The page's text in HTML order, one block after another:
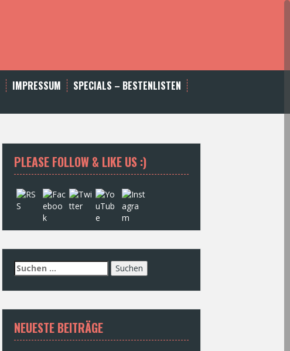
IMPRESSUM
SPECIALS – BESTENLISTEN
PLEASE FOLLOW & LIKE US :)
S
u
c
e
n
n
NEUESTE BEITRÄGE